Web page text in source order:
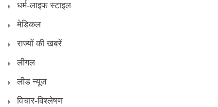
धर्म-लाइफ स्टाइल
मेडिकल
राज्यों की खबरें
लीगल
लीड न्यूज
विचार-विश्लेषण